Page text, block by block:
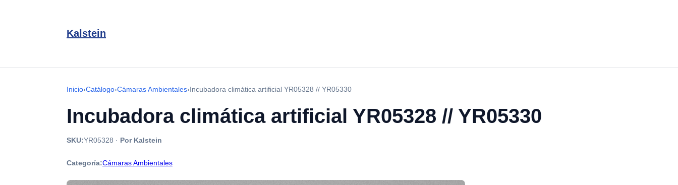
Kalstein
Inicio›Catálogo›Cámaras Ambientales›Incubadora climática artificial YR05328 // YR05330
Incubadora climática artificial YR05328 // YR05330
SKU:YR05328 · Por Kalstein
Categoría:Cámaras Ambientales